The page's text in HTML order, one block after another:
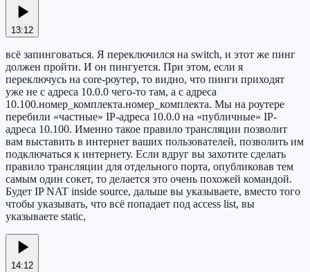
13:12
всё запинговаться. Я переключился на switch, и этот же пинг
должен пройти. И он пингуется. При этом, если я
переключусь на core-роутер, то видно, что пинги приходят
уже не с адреса 10.0.0 чего-то там, а с адреса
10.100.номер_комплекта.номер_комплекта. Мы на роутере
перебили «частные» IP-адреса 10.0.0 на «публичные» IP-
адреса 10.100. Именно такое правило трансляции позволит
вам выставить в интернет ваших пользователей, позволить им
подключаться к интернету. Если вдруг вы захотите сделать
правило трансляции для отдельного порта, опубликовав тем
самым один сокет, то делается это очень похожей командой.
Будет IP NAT inside source, дальше вы указываете, вместо того
чтобы указывать, что всё попадает под access list, вы
указываете static,
14:12